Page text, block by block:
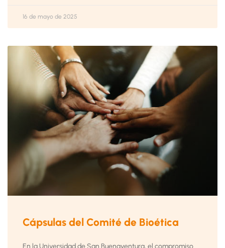
16 de mayo de 2025
Cápsulas del Comité de Bioética
En la Universidad de San Buenaventura, el compromiso